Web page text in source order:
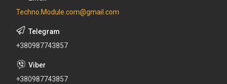
Techno.Module.com@gmail.com
+380987743857
+380987743857